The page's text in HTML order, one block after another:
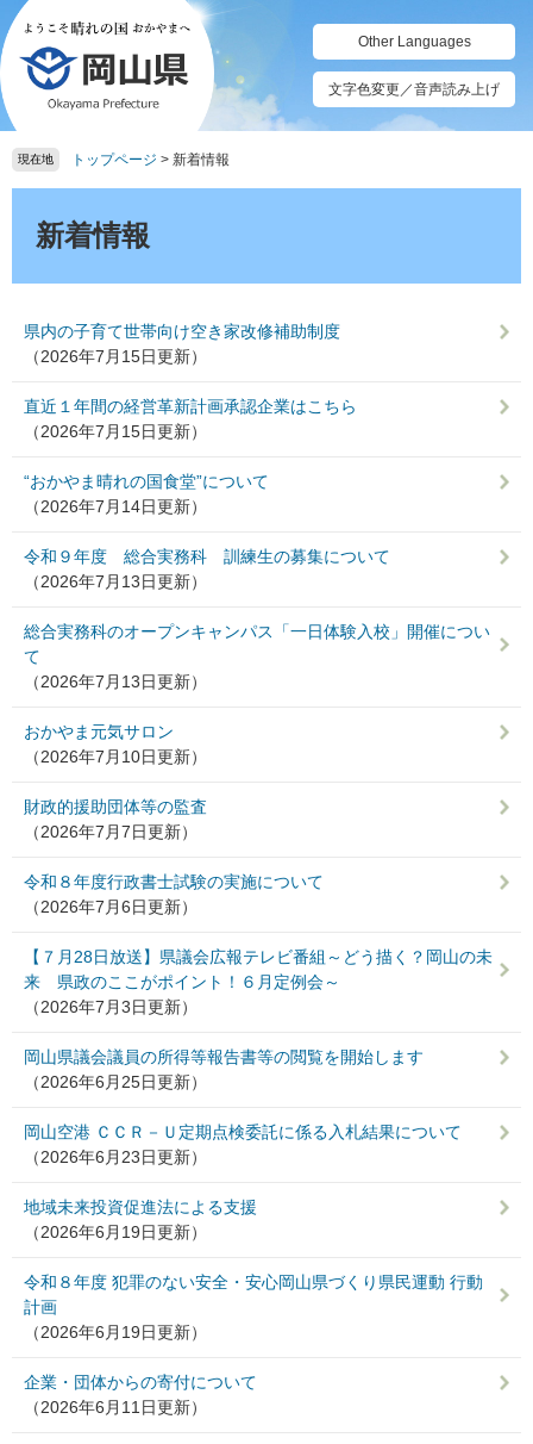
ペ
ー
ジ
の
先
頭
す。
メ
ニ
ュ
ー
を
飛
し
へ
Other Languages
文字色変更／音声読み上げ
現在地 トップページ > 新着情報
新着情報
県内の子育て世帯向け空き家改修補助制度
（2026年7月15日更新）
直近１年間の経営革新計画承認企業はこちら
（2026年7月15日更新）
“おかやま晴れの国食堂”について
（2026年7月14日更新）
令和９年度 総合実務科 訓練生の募集について
（2026年7月13日更新）
総合実務科のオープンキャンパス「一日体験入校」開催につい
て
（2026年7月13日更新）
おかやま元気サロン
（2026年7月10日更新）
財政的援助団体等の監査
（2026年7月7日更新）
令和８年度行政書士試験の実施について
（2026年7月6日更新）
【７月28日放送】県議会広報テレビ番組～どう描く？岡山の未
来 県政のここがポイント！６月定例会～
（2026年7月3日更新）
岡山県議会議員の所得等報告書等の閲覧を開始します
（2026年6月25日更新）
岡山空港 ＣＣＲ－Ｕ定期点検委託に係る入札結果について
（2026年6月23日更新）
地域未来投資促進法による支援
（2026年6月19日更新）
令和８年度 犯罪のない安全・安心岡山県づくり県民運動 行動
計画
（2026年6月19日更新）
企業・団体からの寄付について
（2026年6月11日更新）